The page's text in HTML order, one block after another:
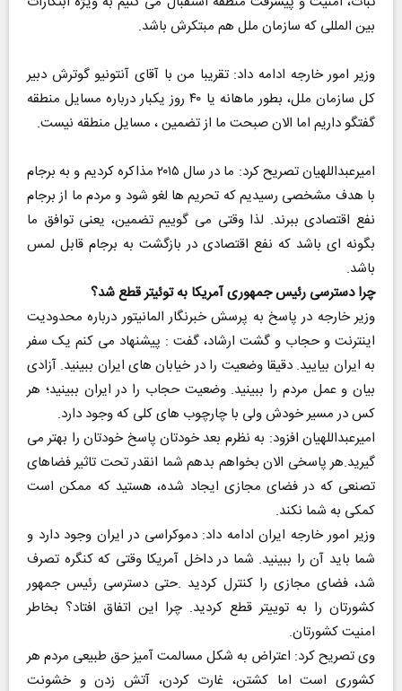
بین المللی که سازمان ملل هم مبتکرش باشد.
وزیر امور خارجه ادامه داد: تقریبا من با آقای آنتونیو گوترش دبیر
کل سازمان ملل، بطور ماهانه یا ۴۰ روز یکبار درباره مسایل منطقه
گفتگو داریم اما الان صبحت ما از تضمین ، مسایل منطقه نیست.
امیرعبداللهیان تصریح کرد: ما در سال ۲۰۱۵ مذاکره کردیم و به برجام
با هدف مشخصی رسیدیم که تحریم ها لغو شود و مردم ما از برجام
نفع اقتصادی ببرند. لذا وقتی می گوییم تضمین، یعنی توافق ما
بگونه ای باشد که نفع اقتصادی در بازگشت به برجام قابل لمس
باشد.
چرا دسترسی رئیس جمهوری آمریکا به توئیتر قطع شد؟
وزیر خارجه در پاسخ به پرسش خبرنگار المانیتور درباره محدودیت
اینترنت و حجاب و گشت ارشاد، گفت : پیشنهاد می کنم یک سفر
به ایران بیایید. دقیقا وضعیت را در خیابان های ایران ببینید. آزادی
بیان و عمل مردم را ببینید. وضعیت حجاب را در ایران ببینید؛ هر
کس در مسیر خودش ولی با چارچوب های کلی که وجود دارد.
امیرعبداللهیان افزود: به نظرم بعد خودتان پاسخ خودتان را بهتر می
گیرید.هر پاسخی الان بخواهم بدهم شما انقدر تحت تاثیر فضاهای
تصنعی که در فضای مجازی ایجاد شده، هستید که ممکن است
کمکی به شما نکند.
وزیر امور خارجه ایران ادامه داد: دموکراسی در ایران وجود دارد و
شما باید آن را ببینید. شما در داخل آمریکا وقتی که کنگره تصرف
شد، فضای مجازی را کنترل کردید .حتی دسترسی رئیس جمهور
کشورتان را به توییتر قطع کردید. چرا این اتفاق افتاد؟ بخاطر
امنیت کشورتان.
وی تصریح کرد: اعتراض به شکل مسالمت آمیز حق طبیعی مردم هر
کشوری است اما کشتن، غارت کردن، آتش زدن و خشونت